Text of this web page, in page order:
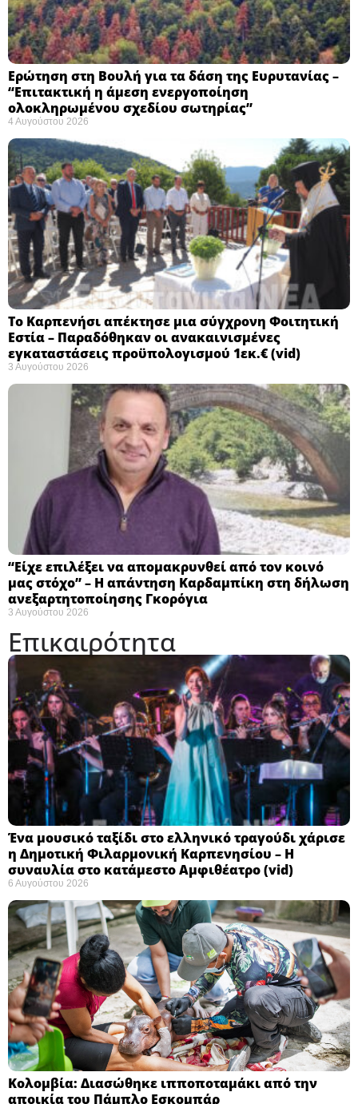
Ερώτηση στη Βουλή για τα δάση της Ευρυτανίας –
“Eπιτακτική η άμεση ενεργοποίηση
ολοκληρωμένου σχεδίου σωτηρίας”
4 Αυγούστου 2026
Το Καρπενήσι απέκτησε μια σύγχρονη Φοιτητική
Εστία – Παραδόθηκαν οι ανακαινισμένες
εγκαταστάσεις προϋπολογισμού 1εκ.€ (vid)
3 Αυγούστου 2026
“Είχε επιλέξει να απομακρυνθεί από τον κοινό
μας στόχο” – Η απάντηση Καρδαμπίκη στη δήλωση
ανεξαρτητοποίησης Γκορόγια
3 Αυγούστου 2026
Επικαιρότητα
Ένα μουσικό ταξίδι στο ελληνικό τραγούδι χάρισε
η Δημοτική Φιλαρμονική Καρπενησίου – Η
συναυλία στο κατάμεστο Αμφιθέατρο (vid)
6 Αυγούστου 2026
Κολομβία: Διασώθηκε ιπποποταμάκι από την
αποικία του Πάμπλο Εσκομπάρ ​